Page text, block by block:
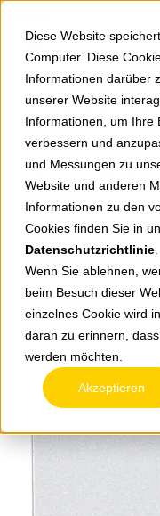
Diese Website
Computer. Diese
Informationen darüber
unserer Website
Informationen, um Ihre
verbessern und
und Messungen zu
Website und anderen
Informationen zu den
Cookies finden Sie in
Datenschutzrichtlinie
Wenn Sie ablehnen,
beim Besuch dieser
einzelnes Cookie wird
daran zu erinnern,
werden möchten.
Akzeptieren
Springe zu Hauptinhalt
zurück zur Übersicht